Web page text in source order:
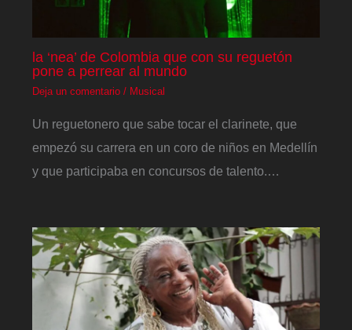
la ‘nea’ de Colombia que con su reguetón
pone a perrear al mundo
Deja un comentario / Musical
Un reguetonero que sabe tocar el clarinete, que
empezó su carrera en un coro de niños en Medellín
y que participaba en concursos de talento.…